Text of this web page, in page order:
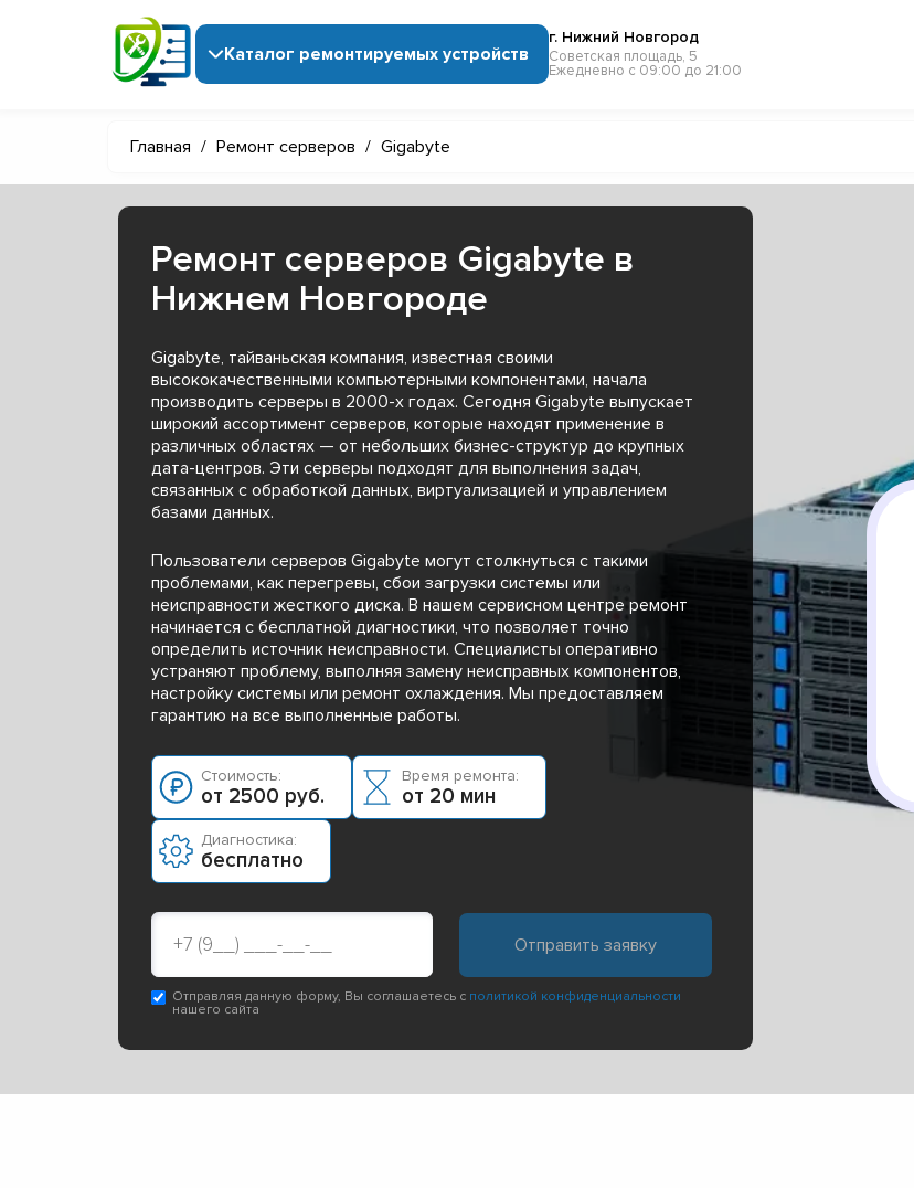
Каталог ремонтируемых устройств
г. Нижний Новгород
Советская площадь, 5
Ежедневно с 09:00 до 21:00
Главная / Ремонт серверов / Gigabyte
Ремонт серверов Gigabyte в
Нижнем Новгороде
Gigabyte, тайваньская компания, известная своими
высококачественными компьютерными компонентами, начала
производить серверы в 2000-х годах. Сегодня Gigabyte выпускает
широкий ассортимент серверов, которые находят применение в
различных областях — от небольших бизнес-структур до крупных
дата-центров. Эти серверы подходят для выполнения задач,
связанных с обработкой данных, виртуализацией и управлением
базами данных.
Пользователи серверов Gigabyte могут столкнуться с такими
проблемами, как перегревы, сбои загрузки системы или
неисправности жесткого диска. В нашем сервисном центре ремонт
начинается с бесплатной диагностики, что позволяет точно
определить источник неисправности. Специалисты оперативно
устраняют проблему, выполняя замену неисправных компонентов,
настройку системы или ремонт охлаждения. Мы предоставляем
гарантию на все выполненные работы.
Стоимость:
от 2500 руб.
Время ремонта:
от 20 мин
Диагностика:
бесплатно
Отправляя данную форму, Вы соглашаетесь с политикой конфиденциальности
нашего сайта